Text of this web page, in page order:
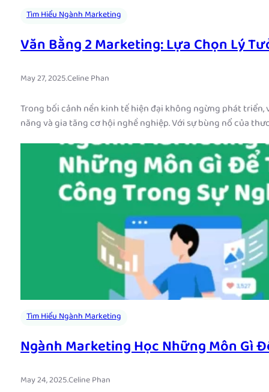
Tìm Hiểu Ngành Marketing
Văn Bằng 2 Marketing: Lựa Chọn Lý
May 27, 2025.Celine Phan
Trong bối cảnh nền kinh tế hiện đại không ngừng phát
năng và gia tăng cơ hội nghề nghiệp. Với sự bùng nổ của
Tìm Hiểu Ngành Marketing
Ngành Marketing Học Những Môn Gì
May 24, 2025.Celine Phan